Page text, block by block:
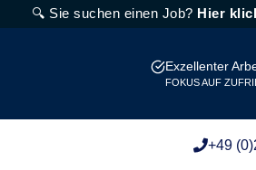
🔍 Sie suchen einen Job? Hier
Exzellenter
FOKUS AUF
+49